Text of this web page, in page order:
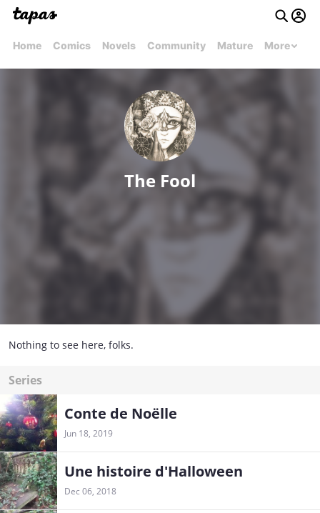
Home Comics Novels Community Mature More
The Fool
Nothing to see here, folks.
Series
Conte de Noëlle
Jun 18, 2019
Une histoire d'Halloween
Dec 06, 2018